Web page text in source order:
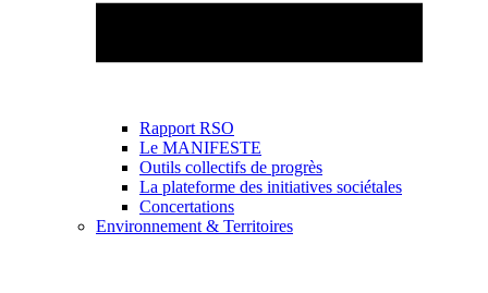
Rapport RSO
Le MANIFESTE
Outils collectifs de progrès
La plateforme des initiatives sociétales
Concertations
Environnement & Territoires